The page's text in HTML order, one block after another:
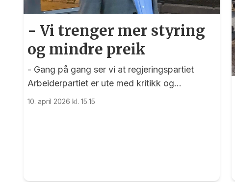
- Vi trenger mer styring
og mindre preik
- Gang på gang ser vi at regjeringspartiet
Arbeiderpartiet er ute med kritikk og
skremselspropaganda mot deres
10. april 2026 kl. 15:15